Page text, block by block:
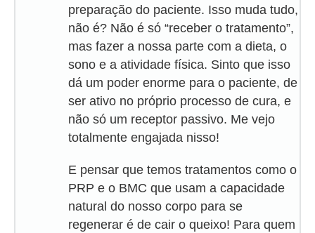
preparação do paciente. Isso muda tudo,
não é? Não é só “receber o tratamento”,
mas fazer a nossa parte com a dieta, o
sono e a atividade física. Sinto que isso
dá um poder enorme para o paciente, de
ser ativo no próprio processo de cura, e
não só um receptor passivo. Me vejo
totalmente engajada nisso!
E pensar que temos tratamentos como o
PRP e o BMC que usam a capacidade
natural do nosso corpo para se
regenerar é de cair o queixo! Para quem